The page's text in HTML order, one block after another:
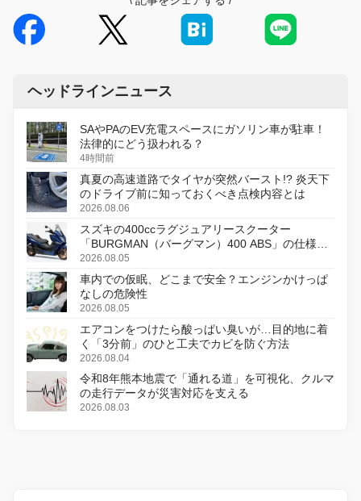
ヘッドラインニュース
SAやPAのEV充電スペースにガソリン車が駐車！
法律的にどう扱われる？
4時間前
真夏の高速道路でタイヤが突然バースト!? 炎天下
のドライブ前に知っておくべき点検内容とは
2026.08.06
スズキの400ccラグジュアリースクーター
「BURGMAN（バーグマン）400 ABS」の仕様を
変更し、8月18日に発売
2026.08.05
車内での仮眠、どこまで安全？エンジンかけっぱ
なしの危険性
2026.08.05
エアコンをつけたら酸っぱい臭いが…目的地に着
く「3分前」のひと工夫でカビを防ぐ方法
2026.08.04
令和8年熊本地震で「通れる道」を可視化、クルマ
の走行データが災害対応を支える
2026.08.03